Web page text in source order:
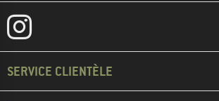
SERVICE CLIENTÈLE